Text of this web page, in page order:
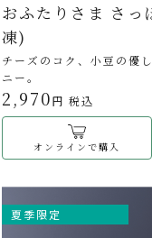
おふたりさま さ
凍)
チーズのコク、小豆の優
ニー。
2,970円 税込
オンラインで購入
夏季限定